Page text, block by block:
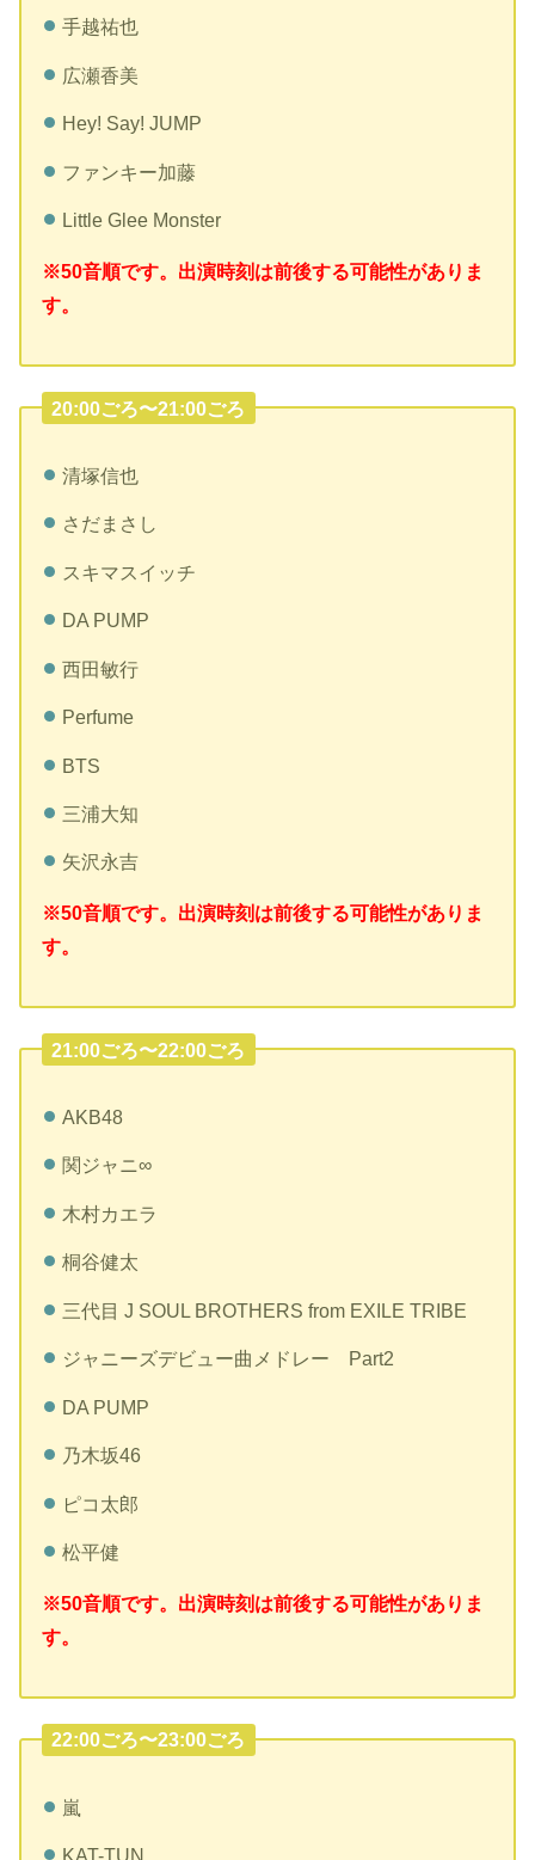
手越祐也
広瀬香美
Hey! Say! JUMP
ファンキー加藤
Little Glee Monster
※50音順です。出演時刻は前後する可能性がありま
す。
20:00ごろ〜21:00ごろ
清塚信也
さだまさし
スキマスイッチ
DA PUMP
西田敏行
Perfume
BTS
三浦大知
矢沢永吉
※50音順です。出演時刻は前後する可能性がありま
す。
21:00ごろ〜22:00ごろ
AKB48
関ジャニ∞
木村カエラ
桐谷健太
三代目 J SOUL BROTHERS from EXILE TRIBE
ジャニーズデビュー曲メドレー Part2
DA PUMP
乃木坂46
ピコ太郎
松平健
※50音順です。出演時刻は前後する可能性がありま
す。
22:00ごろ〜23:00ごろ
嵐
KAT-TUN